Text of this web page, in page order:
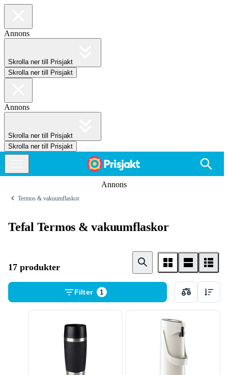
Annons
Skrolla ner till Prisjakt
Skrolla ner till Prisjakt
Annons
Skrolla ner till Prisjakt
Skrolla ner till Prisjakt
Annons
Termos & vakuumflaskor
Tefal Termos & vakuumflaskor
17 produkter
Filter 1